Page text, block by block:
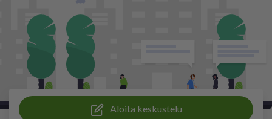
Aloita keskustelu